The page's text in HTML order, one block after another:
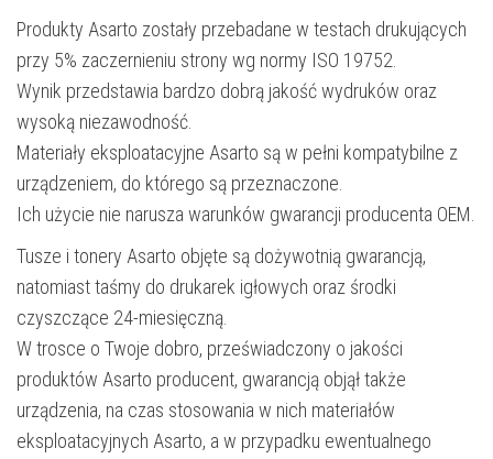
Produkty Asarto zostały przebadane w testach drukujących
przy 5% zaczernieniu strony wg normy ISO 19752.
Wynik przedstawia bardzo dobrą jakość wydruków oraz
wysoką niezawodność.
Materiały eksploatacyjne Asarto są w pełni kompatybilne z
urządzeniem, do którego są przeznaczone.
Ich użycie nie narusza warunków gwarancji producenta OEM.
Tusze i tonery Asarto objęte są dożywotnią gwarancją,
natomiast taśmy do drukarek igłowych oraz środki
czyszczące 24-miesięczną.
W trosce o Twoje dobro, przeświadczony o jakości
produktów Asarto producent, gwarancją objął także
urządzenia, na czas stosowania w nich materiałów
eksploatacyjnych Asarto, a w przypadku ewentualnego